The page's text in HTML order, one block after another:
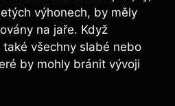
výhonech, by měly
na jaře. Když
všechny slabé nebo‌
by mohly bránit vývoji